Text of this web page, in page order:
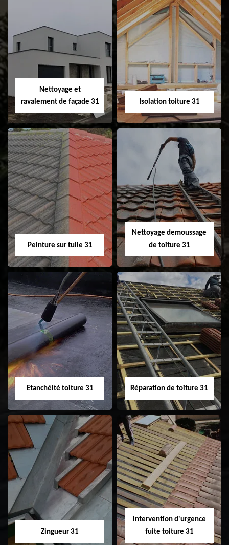
Pose et
changement de
fenêtre de toit et
Velux 31
Nettoyage et pose
Nettoyage et
ravalement de façade 31
Nettoyage et
ravalement de
façade 31
Isolation toiture 31
Isolation toiture 31
Peinture sur tuile 31
Peinture sur tuile
31
Nettoyage demoussage
de toiture 31
Nettoyage
demoussage de
toiture 31
Etanchéité toiture 31
Etanchéité toiture
31
Réparation de toiture 31
Réparation de
toiture 31
Zingueur 31
Intervention d'urgence
fuite toiture 31